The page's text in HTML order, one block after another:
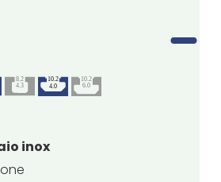
inox